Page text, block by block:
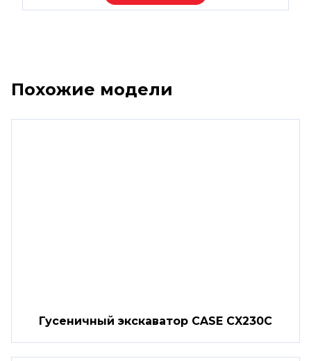
Похожие модели
Гусеничный экскаватор CASE CX230C